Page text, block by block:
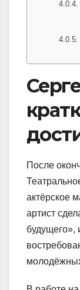
После
актёрское
артист
будущего»,